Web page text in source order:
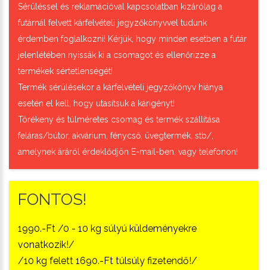
Sérüléssel és reklamációval kapcsolatban kizárólag a
futárnál felvett kárfelvételi jegyzőkönyvvel tudunk
érdemben foglalkozni! Kérjük, hogy minden esetben a futár
jelenlétében nyissák ki a csomagot és ellenőrizze a
termékek sértetlenségét!
Termék sérülésekor a kárfelvételi jegyzőkönyv hiánya
esetén el kell, hogy utasítsuk a kárigényt!
Törékeny és túlméretes csomag és termék szállítása
feláras/bútor, akvárium, fénycső, üvegtermék, stb/,
amelynek áráról érdeklődjön E-mail-ben, vagy telefonon!
FONTOS!
1990.-Ft /0 - 10 kg súlyú küldeményekre
vonatkozik!/
/10 kg felett 1690.-Ft túlsúly fizetendő!/